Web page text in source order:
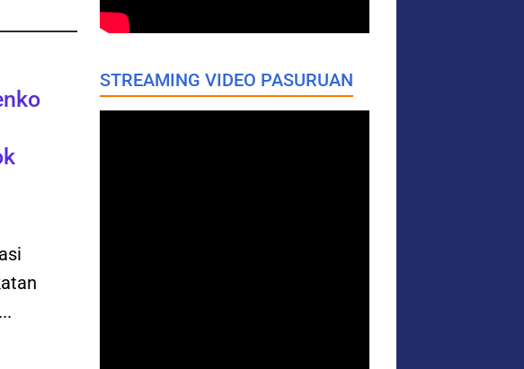
STREAMING VIDEO PASURUAN